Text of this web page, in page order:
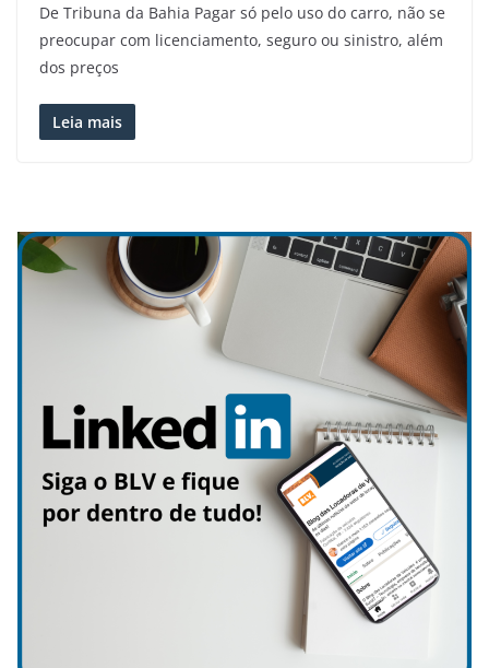
De Tribuna da Bahia Pagar só pelo uso do carro, não se
preocupar com licenciamento, seguro ou sinistro, além
dos preços
Leia mais